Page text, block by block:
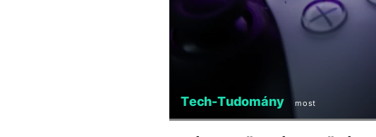
Tech-Tudomány most